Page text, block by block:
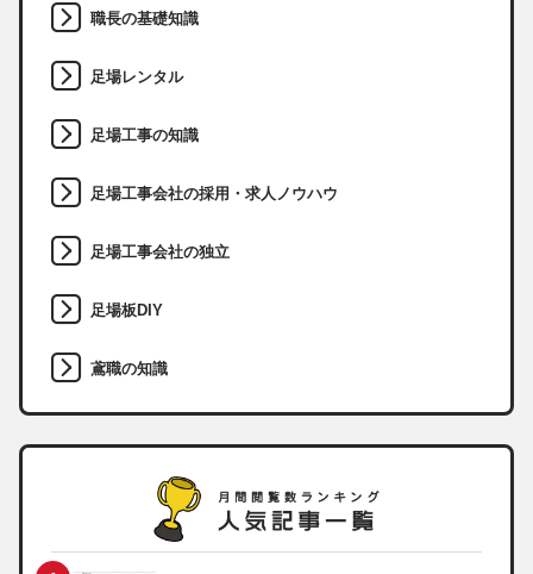
職長の基礎知識
足場レンタル
足場工事の知識
足場工事会社の採用・求人ノウハウ
足場工事会社の独立
足場板DIY
鳶職の知識